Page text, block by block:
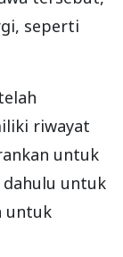
seperti
riwayat
untuk
untuk
untuk